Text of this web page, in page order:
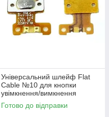
Універсальний шлейф Flat
Cable №10 для кнопки
увімкнення/вимкнення
Готово до відправки